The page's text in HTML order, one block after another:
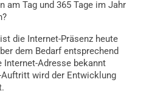
am Tag und 365 Tage im Jahr
die Internet-Präsenz heute
dem Bedarf entsprechend
Internet-Adresse bekannt
wird der Entwicklung